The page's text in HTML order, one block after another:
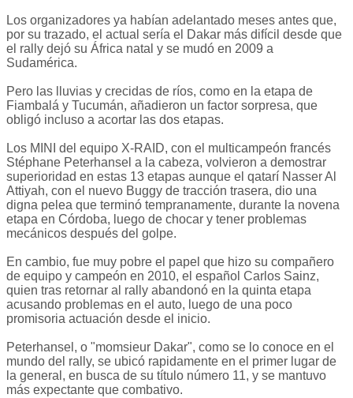
Los organizadores ya habían adelantado meses antes que,
por su trazado, el actual sería el Dakar más difícil desde que
el rally dejó su África natal y se mudó en 2009 a
Sudamérica.
Pero las lluvias y crecidas de ríos, como en la etapa de
Fiambalá y Tucumán, añadieron un factor sorpresa, que
obligó incluso a acortar las dos etapas.
Los MINI del equipo X-RAID, con el multicampeón francés
Stéphane Peterhansel a la cabeza, volvieron a demostrar
superioridad en estas 13 etapas aunque el qatarí Nasser Al
Attiyah, con el nuevo Buggy de tracción trasera, dio una
digna pelea que terminó tempranamente, durante la novena
etapa en Córdoba, luego de chocar y tener problemas
mecánicos después del golpe.
En cambio, fue muy pobre el papel que hizo su compañero
de equipo y campeón en 2010, el español Carlos Sainz,
quien tras retornar al rally abandonó en la quinta etapa
acusando problemas en el auto, luego de una poco
promisoria actuación desde el inicio.
Peterhansel, o "momsieur Dakar", como se lo conoce en el
mundo del rally, se ubicó rapidamente en el primer lugar de
la general, en busca de su título número 11, y se mantuvo
más expectante que combativo.